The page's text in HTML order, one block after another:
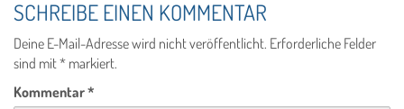
SCHREIBE EINEN KOMMENTAR
Deine E-Mail-Adresse wird nicht veröffentlicht. Erforderliche Felder
sind mit* markiert.
Kommentar*